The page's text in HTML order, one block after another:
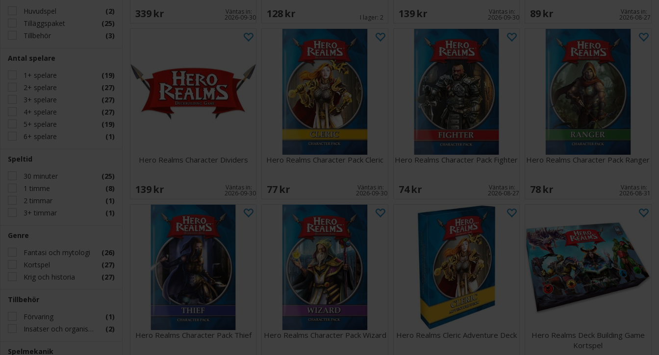
Huvudspel
(2)
Tilläggspaket
(25)
Tillbehör
(3)
Antal spelare
1+ spelare
(19)
2+ spelare
(27)
3+ spelare
(27)
4+ spelare
(27)
5+ spelare
(19)
6+ spelare
(1)
Speltid
30 minuter
(25)
1 timme
(8)
2 timmar
(1)
3+ timmar
(1)
Genre
Fantasi och mytologi
(26)
Kortspel
(27)
Krig och historia
(27)
Tillbehör
Förvaring
(1)
Insatser och organisatörer
(2)
Spelmekanik
339 SEK Väntas in:
2026-09-30 128 SEK I lager:2 139 SEK Väntas in:
2026-09-30 89 SEK Väntas in:
2026-08-27
Hero Realms Character Dividers
139 SEK Väntas in:
2026-09-30
Hero Realms Character Pack Cleric
77 SEK Väntas in:
2026-09-30
Hero Realms Character Pack Fighter
74 SEK Väntas in:
2026-08-27
Hero Realms Character Pack Ranger
78 SEK Väntas in:
2026-08-31
Hero Realms Character Pack Thief Hero Realms Character Pack Wizard Hero Realms Cleric Adventure Deck
Hero Realms Deck Building Game
Kortspel